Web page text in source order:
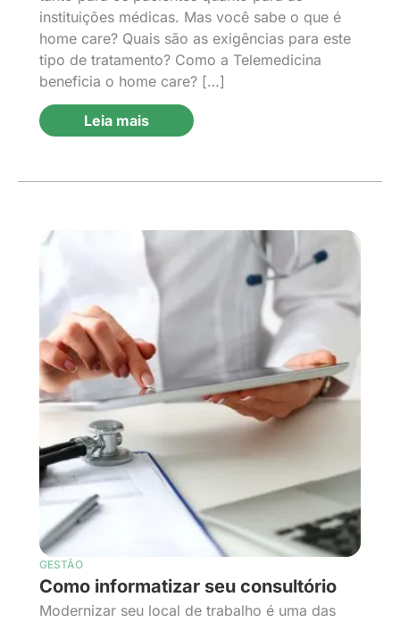
instituições médicas. Mas você sabe o que é
home care? Quais são as exigências para este
tipo de tratamento? Como a Telemedicina
beneficia o home care? […]
Leia mais
GESTÃO
Como informatizar seu consultório
Modernizar seu local de trabalho é uma das